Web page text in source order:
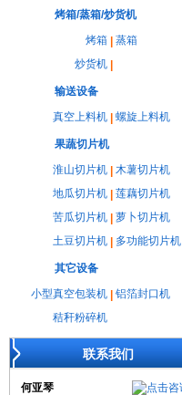
烤箱/蒸箱/炒货机
烤箱
蒸箱
炒货机
输送设备
真空上料机
螺旋上料机
果蔬切片机
淮山切片机
木薯切片机
地瓜切片机
莲藕切片机
苦瓜切片机
萝卜切片机
土豆切片机
多功能切片机
其它设备
小型真空包装机
铝箔封口机
秸秆粉碎机
联系我们
何亚琴